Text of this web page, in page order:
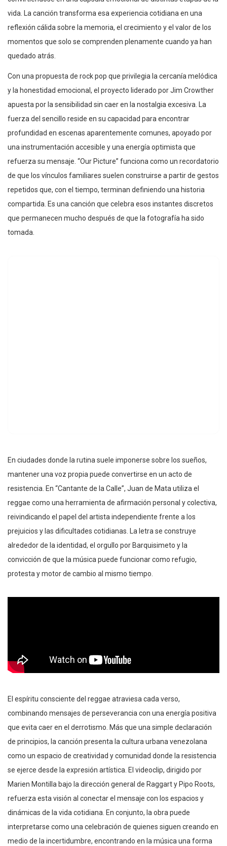
vida. La canción transforma esa experiencia cotidiana en una
reflexión cálida sobre la memoria, el crecimiento y el valor de los
momentos que solo se comprenden plenamente cuando ya han
quedado atrás.
Con una propuesta de rock pop que privilegia la cercanía melódica
y la honestidad emocional, el proyecto liderado por Jim Crowther
apuesta por la sensibilidad sin caer en la nostalgia excesiva. La
fuerza del sencillo reside en su capacidad para encontrar
profundidad en escenas aparentemente comunes, apoyado por
una instrumentación accesible y una energía optimista que
refuerza su mensaje. “Our Picture” funciona como un recordatorio
de que los vínculos familiares suelen construirse a partir de gestos
repetidos que, con el tiempo, terminan definiendo una historia
compartida. Es una canción que celebra esos instantes discretos
que permanecen mucho después de que la fotografía ha sido
tomada.
En ciudades donde la rutina suele imponerse sobre los sueños,
mantener una voz propia puede convertirse en un acto de
resistencia. En “Cantante de la Calle”, Juan de Mata utiliza el
reggae como una herramienta de afirmación personal y colectiva,
reivindicando el papel del artista independiente frente a los
prejuicios y las dificultades cotidianas. La letra se construye
alrededor de la identidad, el orgullo por Barquisimeto y la
convicción de que la música puede funcionar como refugio,
protesta y motor de cambio al mismo tiempo.
El espíritu consciente del reggae atraviesa cada verso,
combinando mensajes de perseverancia con una energía positiva
que evita caer en el derrotismo. Más que una simple declaración
de principios, la canción presenta la cultura urbana venezolana
como un espacio de creatividad y comunidad donde la resistencia
se ejerce desde la expresión artística. El videoclip, dirigido por
Marien Montilla bajo la dirección general de Raggart y Pipo Roots,
refuerza esta visión al conectar el mensaje con los espacios y
dinámicas de la vida cotidiana. En conjunto, la obra puede
interpretarse como una celebración de quienes siguen creando en
medio de la incertidumbre, encontrando en la música una forma